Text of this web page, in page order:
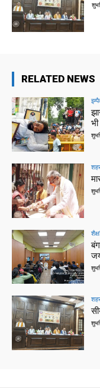
RELATED NEWS
भी